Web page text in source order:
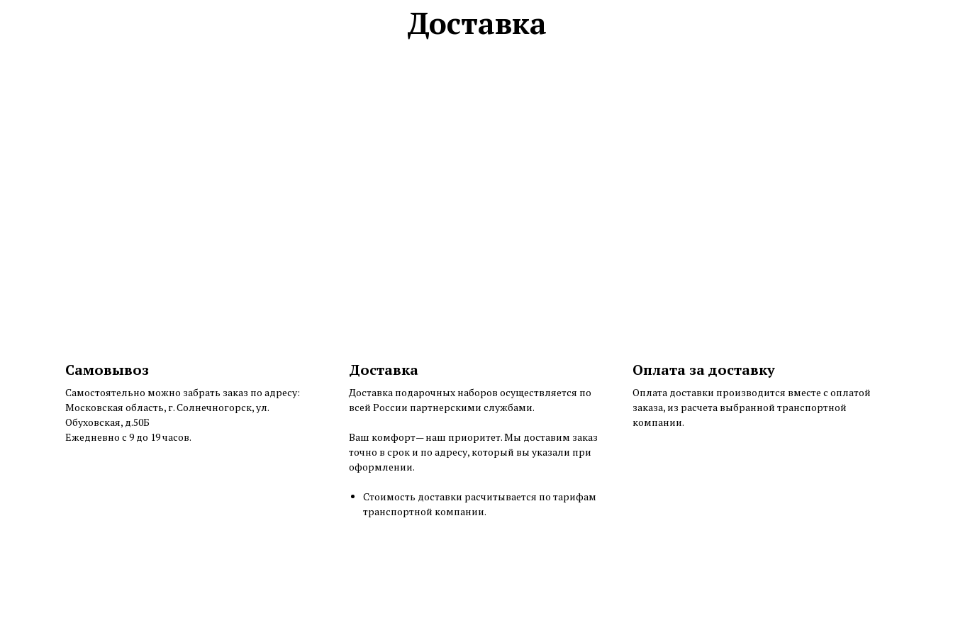
Доставка
Самовывоз
Самостоятельно можно забрать заказ по адресу:
Московская область, г. Солнечногорск, ул.
Обуховская, д.50Б
Ежедневно с 9 до 19 часов.
Доставка
Доставка подарочных наборов осуществляется по
всей России партнерскими службами.
Ваш комфорт— наш приоритет. Мы доставим заказ
точно в срок и по адресу, который вы указали при
оформлении.
Cтоимость доставки расчитывается по тарифам
транспортной компании.
Оплата за доставку
Оплата доставки производится вместе с оплатой
заказа, из расчета выбранной транспортной
компании.